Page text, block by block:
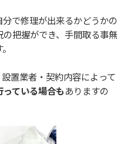
で修理が出来るかどうかの
把握ができ、手間取る事無
置業者・契約内容によって
ている場合もありますの